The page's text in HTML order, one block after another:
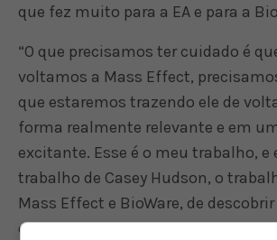
que fez muito para a EA e para a
“O que precisamos ter cuidado é
voltamos a Mass Effect,
que estaremos trazendo ele de
forma realmente relevante e em
excitante. Esse é o meu trabalho, e
trabalho de Casey Hudson, o
Mass Effect e BioWare, de
e isso ainda não sabemos, mas